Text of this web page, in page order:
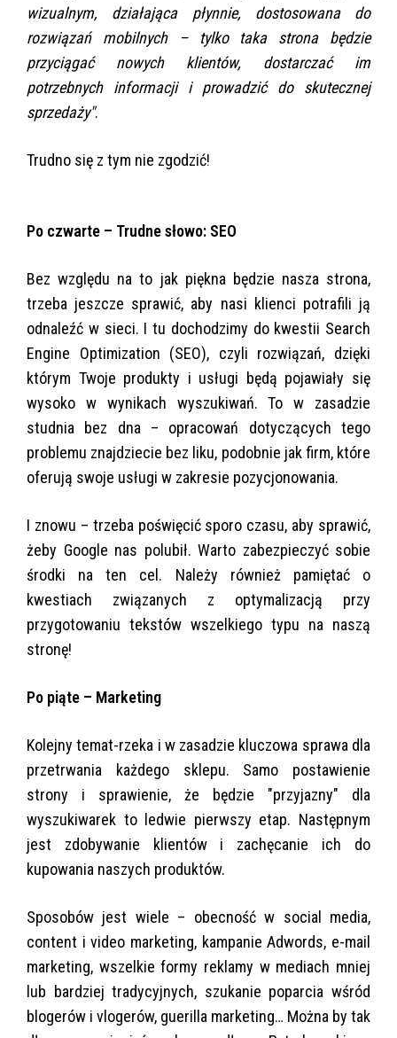
wizualnym, działająca płynnie, dostosowana do
rozwiązań mobilnych – tylko taka strona będzie
przyciągać nowych klientów, dostarczać im
potrzebnych informacji i prowadzić do skutecznej
sprzedaży".
Trudno się z tym nie zgodzić!
Po czwarte – Trudne słowo: SEO
Bez względu na to jak piękna będzie nasza strona,
trzeba jeszcze sprawić, aby nasi klienci potrafili ją
odnaleźć w sieci. I tu dochodzimy do kwestii Search
Engine Optimization (SEO), czyli rozwiązań, dzięki
którym Twoje produkty i usługi będą pojawiały się
wysoko w wynikach wyszukiwań. To w zasadzie
studnia bez dna – opracowań dotyczących tego
problemu znajdziecie bez liku, podobnie jak firm, które
oferują swoje usługi w zakresie pozycjonowania.
I znowu – trzeba poświęcić sporo czasu, aby sprawić,
żeby Google nas polubił. Warto zabezpieczyć sobie
środki na ten cel. Należy również pamiętać o
kwestiach związanych z optymalizacją przy
przygotowaniu tekstów wszelkiego typu na naszą
stronę!
Po piąte – Marketing
Kolejny temat-rzeka i w zasadzie kluczowa sprawa dla
przetrwania każdego sklepu. Samo postawienie
strony i sprawienie, że będzie "przyjazny" dla
wyszukiwarek to ledwie pierwszy etap. Następnym
jest zdobywanie klientów i zachęcanie ich do
kupowania naszych produktów.
Sposobów jest wiele – obecność w social media,
content i video marketing, kampanie Adwords, e-mail
marketing, wszelkie formy reklamy w mediach mniej
lub bardziej tradycyjnych, szukanie poparcia wśród
blogerów i vlogerów, guerilla marketing… Można by tak